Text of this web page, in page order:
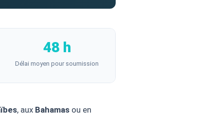
48 h
Délai moyen pour soumission
, aux Bahamas ou en